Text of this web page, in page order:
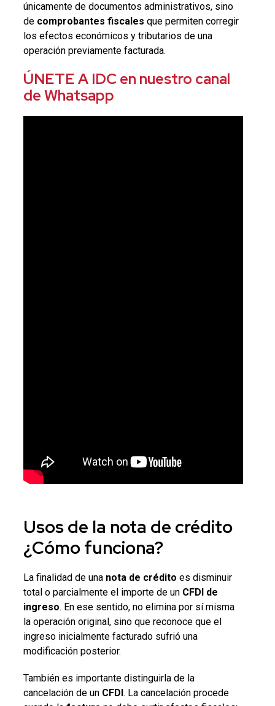
únicamente de documentos administrativos, sino
de comprobantes fiscales que permiten corregir
los efectos económicos y tributarios de una
operación previamente facturada.
ÚNETE A IDC en nuestro canal
de Whatsapp
Usos de la nota de crédito
¿Cómo funciona?
La finalidad de una nota de crédito es disminuir
total o parcialmente el importe de un CFDI de
ingreso. En ese sentido, no elimina por sí misma
la operación original, sino que reconoce que el
ingreso inicialmente facturado sufrió una
modificación posterior.
También es importante distinguirla de la
cancelación de un CFDI. La cancelación procede